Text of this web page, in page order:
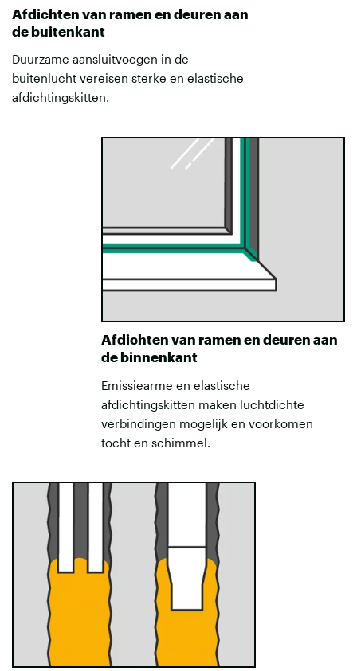
Afdichten van ramen en deuren aan
de buitenkant
Duurzame aansluitvoegen in de
buitenlucht vereisen sterke en elastische
afdichtingskitten.
Afdichten van ramen en deuren aan
de binnenkant
Emissiearme en elastische
afdichtingskitten maken luchtdichte
verbindingen mogelijk en voorkomen
tocht en schimmel.